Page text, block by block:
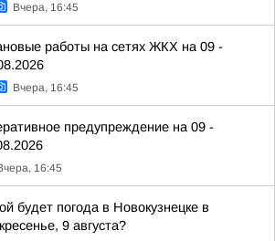
Вчера, 16:45
работы на сетях ЖКХ на 09 -
Вчера, 16:45
предупреждение на 09 -
16:45
будет погода в Новокузнецке в
9 августа?